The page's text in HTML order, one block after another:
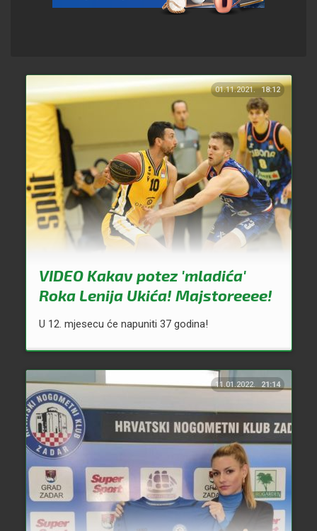
01.11.2021. 18:12
VIDEO Kakav potez 'mladića'
Roka Lenija Ukića! Majstoreeee!
U 12. mjesecu će napuniti 37 godina!
11.01.2022. 21:14